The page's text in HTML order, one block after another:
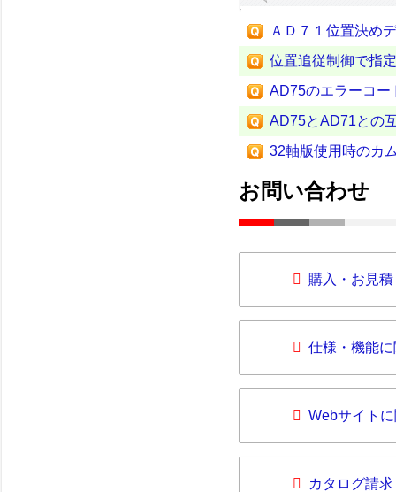
ＡＤ７１位置決め
位置追従制御で指
AD75のエラーコー
AD75とAD71との
32軸版使用時のカ
お問い合わせ
購入・お見
仕様・機能
Webサイト
カタログ請求